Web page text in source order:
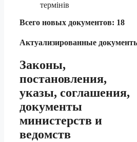
термінів
Всего новых документов: 18
Актуализированные
Законы,
постановления,
указы, соглашения,
документы
министерств и
ведомств